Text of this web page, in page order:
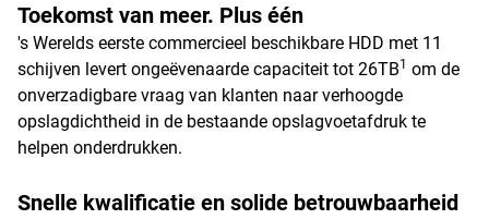
Toekomst van meer. Plus één
's Werelds eerste commercieel beschikbare HDD met 11
schijven levert ongeëvenaarde capaciteit tot 26TB1 om de
onverzadigbare vraag van klanten naar verhoogde
opslagdichtheid in de bestaande opslagvoetafdruk te
helpen onderdrukken.
Snelle kwalificatie en solide betrouwbaarheid